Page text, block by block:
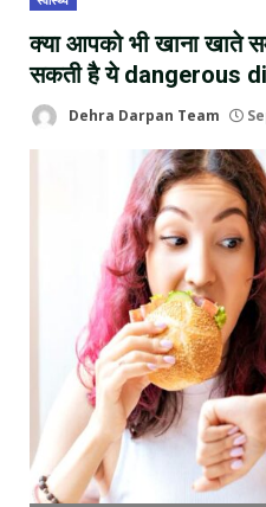
क्या आपको भी खाना खाते
सकती है ये dangerous
Dehra Darpan Team